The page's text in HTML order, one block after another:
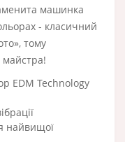
машинка
- класичний
тому
майстра!
EDM Technology
найвищої